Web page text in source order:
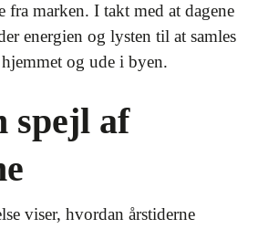
fra marken. I takt med at dagene
energien og lysten til at samles
og ude i byen.
spejl af
viser, hvordan årstiderne